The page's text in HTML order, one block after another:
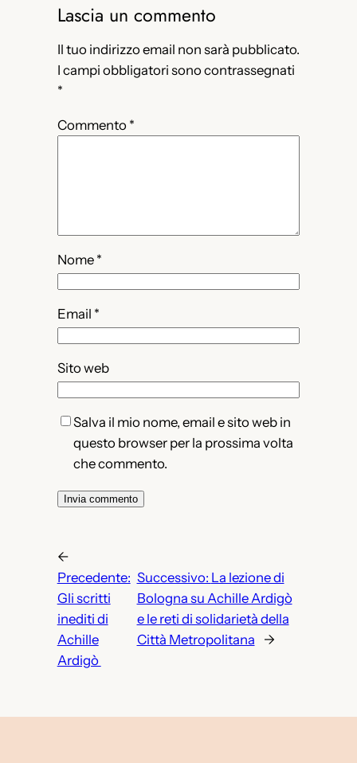
Lascia un commento
Il tuo indirizzo email non sarà pubblicato.
I campi obbligatori sono contrassegnati
*
Commento *
Nome *
Email *
Sito web
Salva il mio nome, email e sito web in
questo browser per la prossima volta
che commento.
←
Precedente:
Gli scritti
inediti di
Achille
Ardigò
Successivo: La lezione di
Bologna su Achille Ardigò
e le reti di solidarietà della
Città Metropolitana
→